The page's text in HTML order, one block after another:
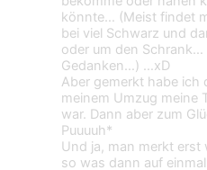
könnte… (Meist findet
bei viel Schwarz und
oder um den Schrank…
Gedanken…) …xD
Aber gemerkt habe ich
meinem Umzug meine
war. Dann aber zum
Puuuuh*
Und ja, man merkt
so was dann auf